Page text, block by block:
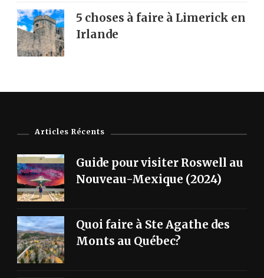
5 choses à faire à Limerick en
Irlande
Articles Récents
Guide pour visiter Roswell au
Nouveau-Mexique (2024)
Quoi faire à Ste Agathe des
Monts au Québec?